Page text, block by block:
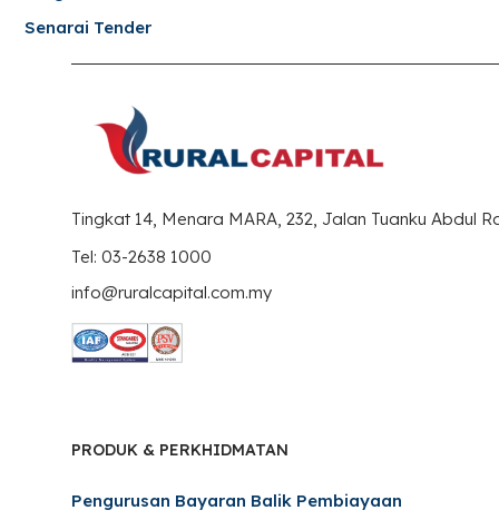
Senarai Tender
Tingkat 14, Menara MARA, 232, Jalan Tuanku Abdul
Tel: 03-2638 1000
info@ruralcapital.com.my
PRODUK & PERKHIDMATAN
Pengurusan Bayaran Balik Pembiayaan